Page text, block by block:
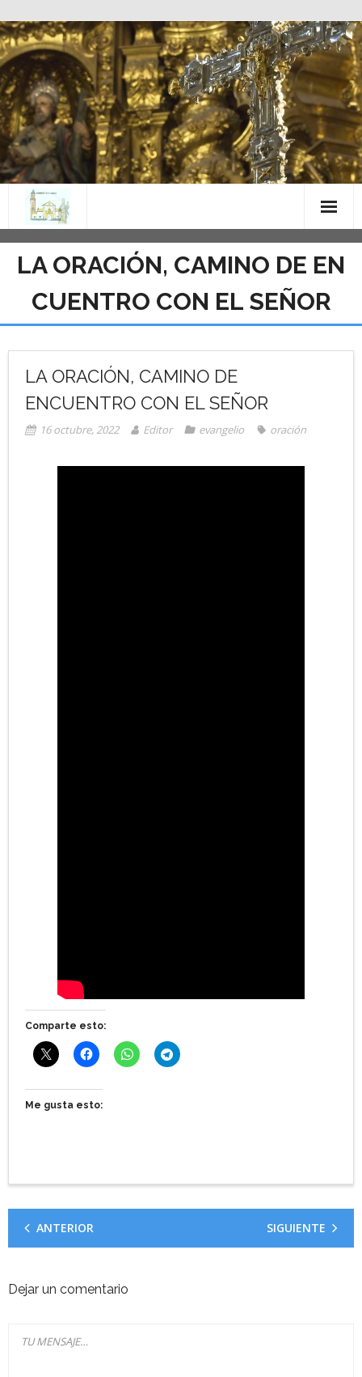
Saltar
al
contenido
LA ORACIÓN, CAMINO DE EN
CUENTRO CON EL SEÑOR
LA ORACIÓN, CAMINO DE
ENCUENTRO CON EL SEÑOR
16 octubre, 2022 Editor evangelio oración
Comparte esto:
Me gusta esto:
ANTERIOR SIGUIENTE
Dejar un comentario